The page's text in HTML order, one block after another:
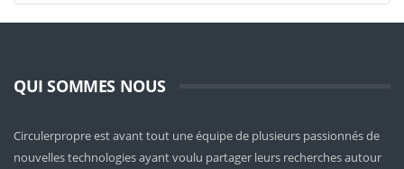
QUI SOMMES NOUS
Circulerpropre est avant tout une équipe de plusieurs passionnés de
nouvelles technologies ayant voulu partager leurs recherches autour